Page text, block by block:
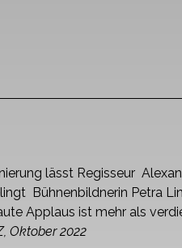
lässt Regisseur
Bühnenbildnerin Petra
Applaus ist mehr als
Oktober 2022